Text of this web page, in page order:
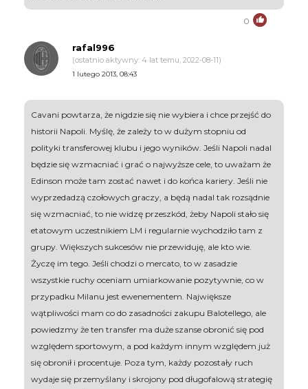
0
rafal996
(ostatnio aktywny: 4 lat temu, 2022-08-11)
1 lutego 2013, 08:43
Cavani powtarza, że nigdzie się nie wybiera i chce przejść do
historii Napoli. Myślę, że zależy to w dużym stopniu od
polityki transferowej klubu i jego wyników. Jeśli Napoli nadal
będzie się wzmacniać i grać o najwyższe cele, to uważam że
Edinson może tam zostać nawet i do końca kariery. Jeśli nie
wyprzedadzą czołowych graczy, a będą nadal tak rozsądnie
się wzmacniać, to nie widzę przeszkód, żeby Napoli stało się
etatowym uczestnikiem LM i regularnie wychodziło tam z
grupy. Większych sukcesów nie przewiduję, ale kto wie.
Życzę im tego. Jeśli chodzi o mercato, to w zasadzie
wszystkie ruchy oceniam umiarkowanie pozytywnie, co w
przypadku Milanu jest ewenementem. Największe
wątpliwości mam co do zasadności zakupu Balotellego, ale
powiedzmy że ten transfer ma duże szanse obronić się pod
względem sportowym, a pod każdym innym względem już
się obronił i procentuje. Poza tym, każdy pozostały ruch
wydaje się przemyślany i skrojony pod długofalową strategię